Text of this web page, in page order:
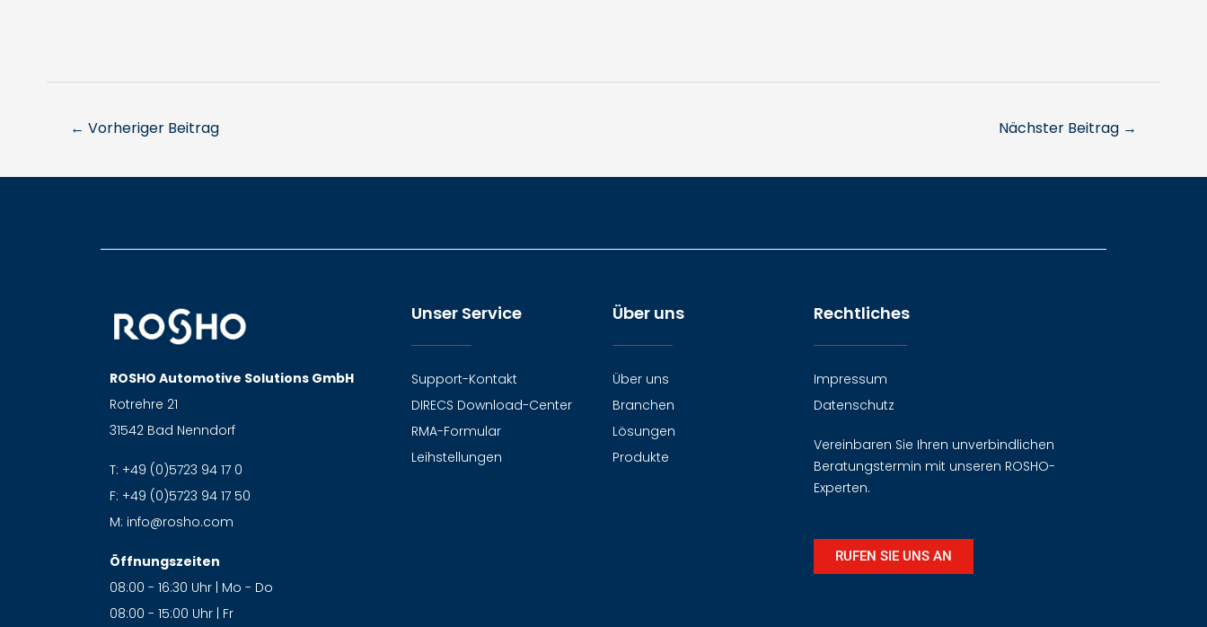
← Vorheriger Beitrag Nächster Beitrag →
ROSHO Automotive Solutions GmbH
Rotrehre 21
31542 Bad Nenndorf
T: +49 (0)5723 94 17 0
F: +49 (0)5723 94 17 50
M: info@rosho.com
Öffnungszeiten
08:00 - 16:30 Uhr | Mo - Do
08:00 - 15:00 Uhr | Fr
Unser Service
Support-Kontakt
DIRECS Download-Center
RMA-Formular
Leihstellungen
Über uns
Über uns
Branchen
Lösungen
Produkte
Rechtliches
Impressum
Datenschutz
Vereinbaren Sie Ihren unverbindlichen
Beratungstermin mit unseren ROSHO-
Experten.
RUFEN SIE UNS AN